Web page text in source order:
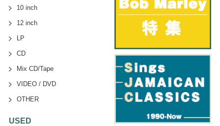
10 inch
12 inch
LP
CD
Mix CD/Tape
VIDEO / DVD
OTHER
USED